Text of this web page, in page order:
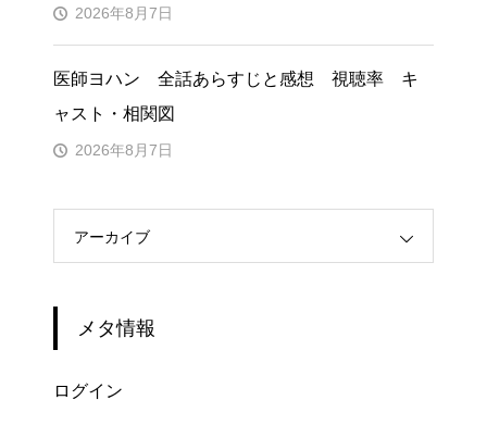
2026年8月7日
医師ヨハン 全話あらすじと感想 視聴率 キ
ャスト・相関図
2026年8月7日
アーカイブ
メタ情報
ログイン